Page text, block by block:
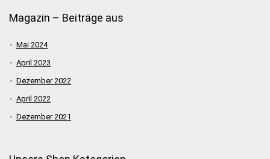
Magazin – Beiträge aus
Mai 2024
April 2023
Dezember 2022
April 2022
Dezember 2021